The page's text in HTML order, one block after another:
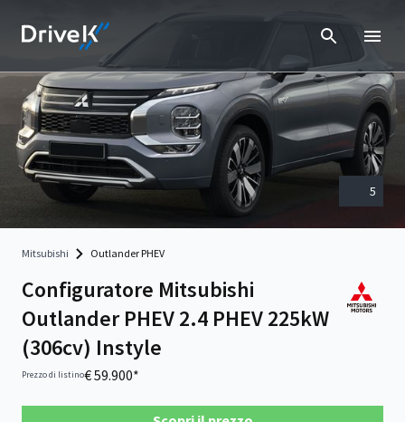
5
Mitsubishi Outlander PHEV
Configuratore Mitsubishi
Outlander PHEV 2.4 PHEV 225kW
(306cv) Instyle
Prezzo di listino€ 59.900*